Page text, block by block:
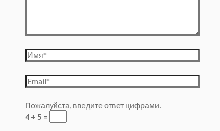
Имя*
Email*
Пожалуйста, введите ответ цифрами:
4 + 5 =